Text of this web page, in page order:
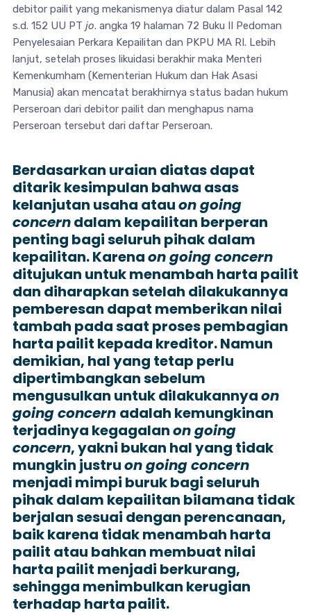
debitor pailit yang mekanismenya diatur dalam Pasal 142
s.d. 152 UU PT jo. angka 19 halaman 72 Buku II Pedoman
Penyelesaian Perkara Kepailitan dan PKPU MA RI. Lebih
lanjut, setelah proses likuidasi berakhir maka Menteri
Kemenkumham (Kementerian Hukum dan Hak Asasi
Manusia) akan mencatat berakhirnya status badan hukum
Perseroan dari debitor pailit dan menghapus nama
Perseroan tersebut dari daftar Perseroan.
Berdasarkan uraian diatas dapat
ditarik kesimpulan bahwa asas
kelanjutan usaha atauon going
concerndalam kepailitan berperan
penting bagi seluruh pihak dalam
kepailitan. Karenaon going concern
ditujukan untuk menambah harta pailit
dan diharapkan setelah dilakukannya
pemberesan dapat memberikan nilai
tambah pada saat proses pembagian
harta pailit kepada kreditor. Namun
demikian, hal yang tetap perlu
dipertimbangkan sebelum
mengusulkan untuk dilakukannyaon
going concern adalah kemungkinan
terjadinya kegagalanon going
concern, yakni bukan hal yang tidak
mungkin justruon going concern
menjadi mimpi buruk bagi seluruh
pihak dalam kepailitan bilamana tidak
berjalan sesuai dengan perencanaan,
baik karena tidak menambah harta
pailit atau bahkan membuat nilai
harta pailit menjadi berkurang,
sehingga menimbulkan kerugian
terhadap harta pailit.